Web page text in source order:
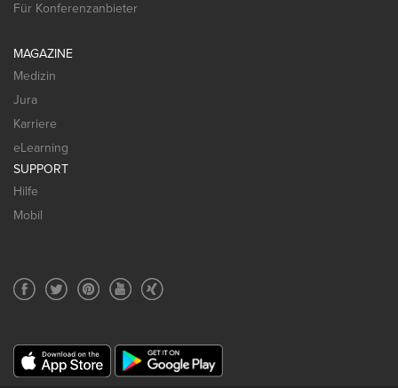
Für Konferenzanbieter
MAGAZINE
Medizin
Jura
Karriere
eLearning
SUPPORT
Hilfe
Mobil